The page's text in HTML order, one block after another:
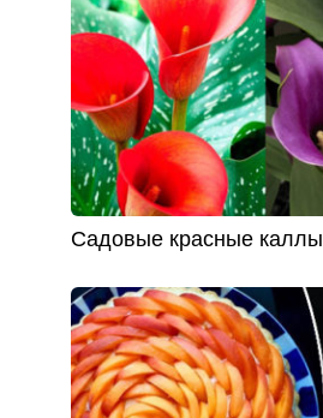
Садовые красные каллы